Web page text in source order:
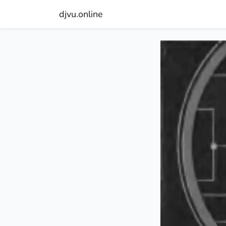
djvu.online